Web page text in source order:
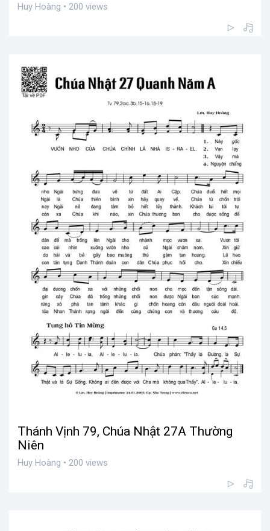
Huy Hoàng • 200 views
Thánh Vịnh 79, Chúa Nhật 27A Thường
Niên
Huy Hoàng • 200 views